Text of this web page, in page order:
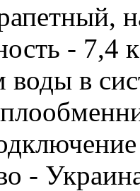
- 7,4
в
-